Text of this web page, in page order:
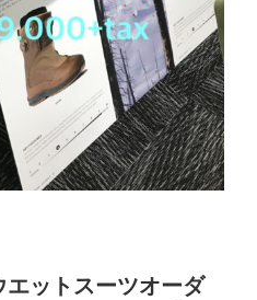
ットスーツオーダ